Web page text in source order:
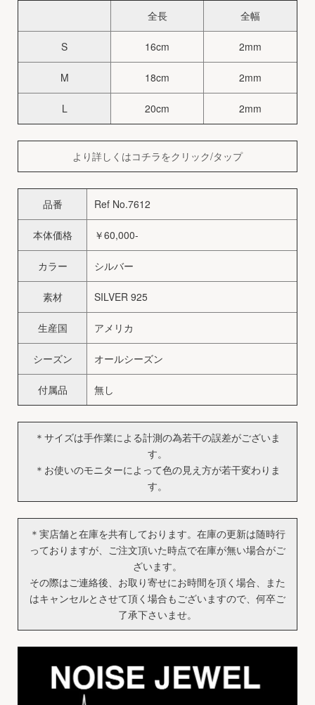
全長 全幅
S 16cm 2mm
M 18cm 2mm
L 20cm 2mm
より詳しくはコチラをクリック/タップ
品番 Ref No.7612
本体価格 ￥60,000-
カラー シルバー
素材 SILVER 925
生産国 アメリカ
シーズン オールシーズン
付属品 無し
＊サイズは手作業による計測の為若干の誤差がございま
す。
＊お使いのモニターによって色の見え方が若干変わりま
す。
＊実店舗と在庫を共有しております。在庫の更新は随時行
っておりますが、ご注文頂いた時点で在庫が無い場合がご
ざいます。
その際はご連絡後、お取り寄せにお時間を頂く場合、また
はキャンセルとさせて頂く場合もございますので、何卒ご
了承下さいませ。